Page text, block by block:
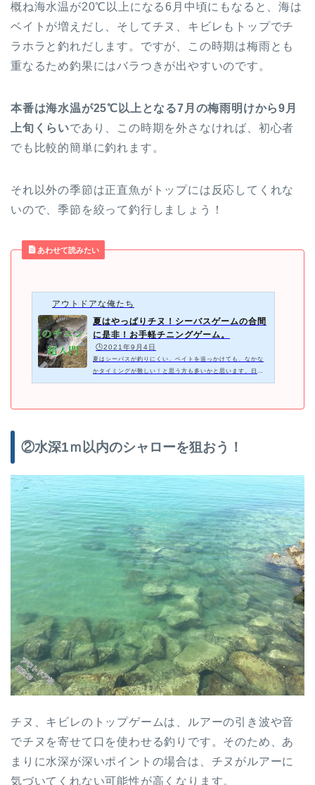
概ね海水温が20℃以上になる6月中頃にもなると、海は
ベイトが増えだし、そしてチヌ、キビレもトップでチ
ラホラと釣れだします。ですが、この時期は梅雨とも
重なるため釣果にはバラつきが出やすいのです。
本番は海水温が25℃以上となる7月の梅雨明けから9月
上旬くらいであり、この時期を外さなければ、初心者
でも比較的簡単に釣れます。
それ以外の季節は正直魚がトップには反応してくれな
いので、季節を絞って釣行しましょう！
あわせて読みたい
アウトドアな俺たち
夏はやっぱりチヌ！シーバスゲームの合間
に是非！お手軽チニングゲーム。
🕒️2021年9月4日
夏はシーバスが釣りにくい、ベイトを追っかけても、なかな
かタイミングが難しい！と思う方も多いかと思います。日中
は暑いしやってられない。しかし夏が近づいてくると新たな
②水深1ｍ以内のシャローを狙おう！
チヌ、キビレのトップゲームは、ルアーの引き波や音
でチヌを寄せて口を使わせる釣りです。そのため、あ
まりに水深が深いポイントの場合は、チヌがルアーに
気づいてくれない可能性が高くなります。